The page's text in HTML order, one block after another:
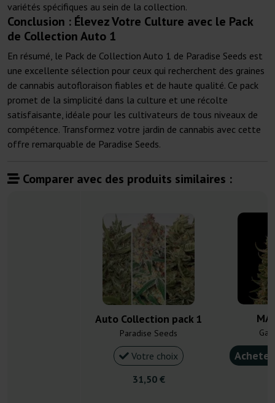
variétés spécifiques au sein de la collection.
Conclusion : Élevez Votre Culture avec le Pack
de Collection Auto 1
En résumé, le Pack de Collection Auto 1 de Paradise Seeds est
une excellente sélection pour ceux qui recherchent des graines
de cannabis autofloraison fiables et de haute qualité. Ce pack
promet de la simplicité dans la culture et une récolte
satisfaisante, idéale pour les cultivateurs de tous niveaux de
compétence. Transformez votre jardin de cannabis avec cette
offre remarquable de Paradise Seeds.
Comparer avec des produits similaires :
Auto Collection pack 1
Paradise Seeds
Votre choix
31,50 €